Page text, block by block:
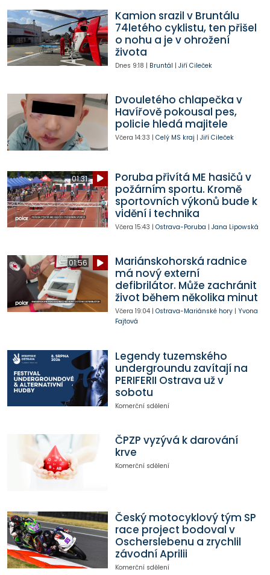
Kamion srazil v Bruntálu
74letého cyklistu, ten přišel
o nohu a je v ohrožení
života
Dnes 9:18 | Bruntál | Jiří Cileček
Dvouletého chlapečka v
Havířově pokousal pes,
policie hledá majitele
Včera 14:33 | Celý MS kraj | Jiří Cileček
01:31
Poruba přivítá ME hasičů v
požárním sportu. Kromě
sportovních výkonů bude k
vidění i technika
Včera 15:43 | Ostrava-Poruba | Jana Lipowská
01:56
Mariánskohorská radnice
má nový externí
defibrilátor. Může zachránit
život během několika minut
Včera 19:04| Ostrava-Mariánské hory| Yvona
Fajtová
Legendy tuzemského
undergroundu zavítají na
PERIFERII Ostrava už v
sobotu
Komerční sdělení
ČPZP vyzývá k darování
krve
Komerční sdělení
Český motocyklový tým SP
race project bodoval v
Oscherslebenu a zrychlil
závodní Aprilii
Komerční sdělení